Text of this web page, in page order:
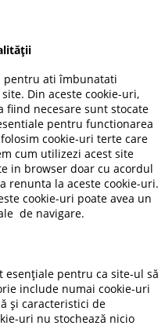
pentru ati îmbunatati
Din aceste cookie-uri,
fiind necesare sunt stocate
pentru functionarea
cookie-uri terte care
cum utilizezi acest site
in browser doar cu acordul
renunta la aceste cookie-uri.
cookie-uri poate avea un
de navigare.
esențiale pentru ca site-ul să
include numai cookie-uri
și caracteristici de
uri nu stochează nicio